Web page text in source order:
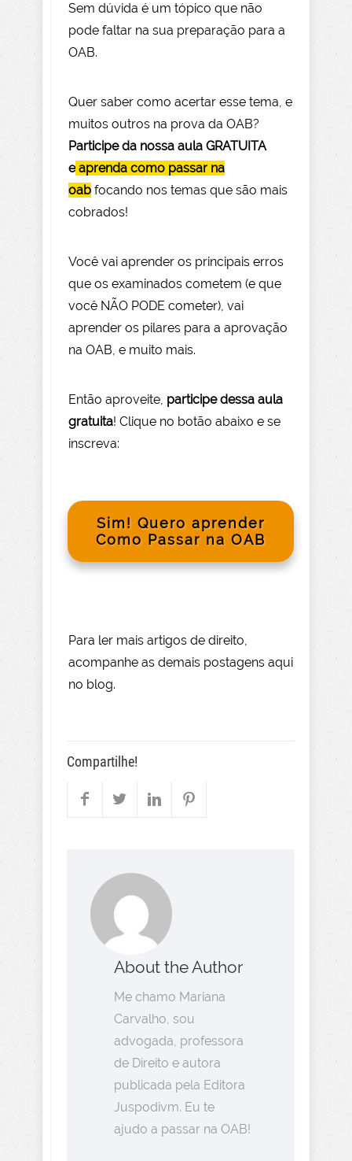
Sem dúvida é um tópico que não
pode faltar na sua preparação para a
OAB.
Quer saber como acertar esse tema, e
muitos outros na prova da OAB?
Participe da nossa aula GRATUITA
e aprenda como passar na
oab focando nos temas que são mais
cobrados!
Você vai aprender os principais erros
que os examinados cometem (e que
você NÃO PODE cometer), vai
aprender os pilares para a aprovação
na OAB, e muito mais.
Então aproveite, participe dessa aula
gratuita! Clique no botão abaixo e se
inscreva:
Sim! Quero aprender
Como Passar na OAB
Para ler mais artigos de direito,
acompanhe as demais postagens aqui
no blog.
Compartilhe!
About the Author
Me chamo Mariana
Carvalho, sou
advogada, professora
de Direito e autora
publicada pela Editora
Juspodivm. Eu te
ajudo a passar na OAB!